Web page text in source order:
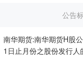
公告
南华期货:南华期货H股
1日止月份之股份发行